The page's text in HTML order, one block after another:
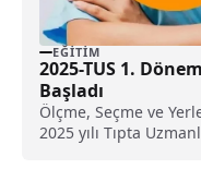
EĞITIM
2025-TUS 1.
Başladı
Ölçme, Seçme ve
2025 yılı Tıpta